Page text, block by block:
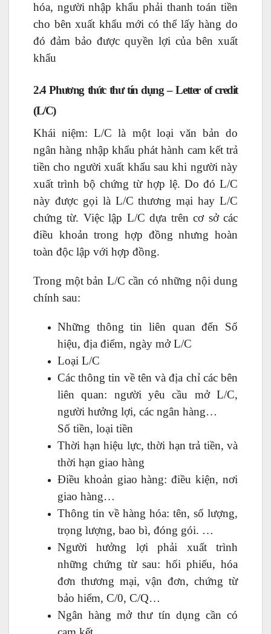
hóa, người nhập khẩu phải thanh toán tiền
cho bên xuất khẩu mới có thể lấy hàng do
đó đảm bảo được quyền lợi của bên xuất
khẩu
2.4 Phương thức thư tín dụng – Letter of credit
(L/C)
Khái niệm: L/C là một loại văn bản do
ngân hàng nhập khẩu phát hành cam kết trả
tiền cho người xuất khẩu sau khi người này
xuất trình bộ chứng từ hợp lệ. Do đó L/C
này được gọi là L/C thương mại hay L/C
chứng từ. Việc lập L/C dựa trên cơ sở các
điều khoản trong hợp đồng nhưng hoàn
toàn độc lập với hợp đồng.
Trong một bản L/C cần có những nội dung
chính sau:
Những thông tin liên quan đến Số
hiệu, địa điểm, ngày mở L/C
Loại L/C
Các thông tin về tên và địa chỉ các bên
liên quan: người yêu cầu mở L/C,
người hưởng lợi, các ngân hàng…
Số tiền, loại tiền
Thời hạn hiệu lực, thời hạn trả tiền, và
thời hạn giao hàng
Điều khoản giao hàng: điều kiện, nơi
giao hàng…
Thông tin về hàng hóa: tên, số lượng,
trọng lượng, bao bì, đóng gói. …
Người hưởng lợi phải xuất trình
những chứng từ sau: hối phiếu, hóa
đơn thương mại, vận đơn, chứng từ
bảo hiểm, C/0, C/Q…
Ngân hàng mở thư tín dụng cần có